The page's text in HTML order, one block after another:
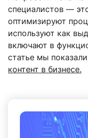
специалистов —
оптимизируют
используют как
включают в
статье мы
контент в бизнесе.